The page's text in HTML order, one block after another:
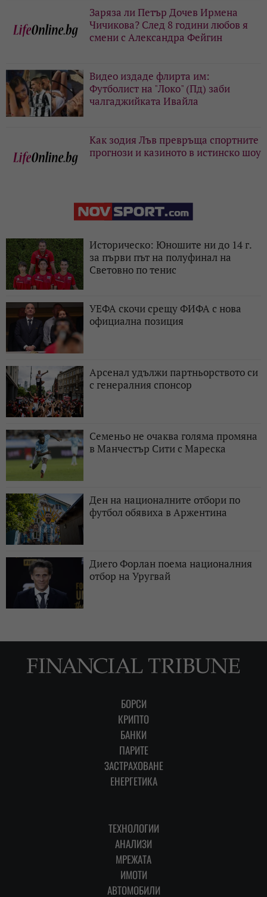
Заряза ли Петър Дочев Ирмена
Чичикова? След 8 години любов я
смени с Александра Фейгин
Видео издаде флирта им:
Футболист на "Локо" (Пд) заби
чалгаджийката Ивайла
Как зодия Лъв превръща спортните
прогнози и казиното в истинско шоу
Историческо: Юношите ни до 14 г.
за първи път на полуфинал на
Световно по тенис
УЕФА скочи срещу ФИФА с нова
официална позиция
Арсенал удължи партньорството си
с генералния спонсор
Семеньо не очаква голяма промяна
в Манчестър Сити с Мареска
Ден на националните отбори по
футбол обявиха в Аржентина
Диего Форлан поема националния
отбор на Уругвай
БОРСИ
КРИПТО
БАНКИ
ПАРИТЕ
ЗАСТРАХОВАНЕ
ЕНЕРГЕТИКА
ТЕХНОЛОГИИ
АНАЛИЗИ
МРЕЖАТА
ИМОТИ
АВТОМОБИЛИ